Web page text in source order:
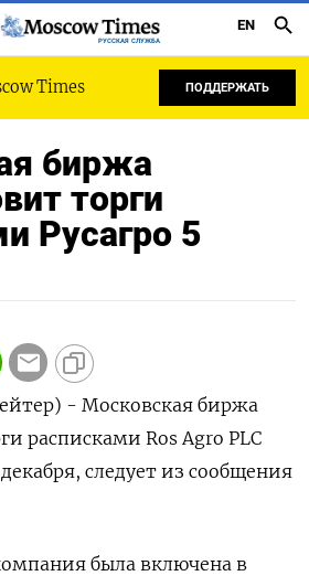
РУССКАЯ СЛУЖБА
EN
Times ПОДДЕРЖАТЬ
биржа
торги
Русагро 5
- Московская биржа
расписками Ros Agro PLC
следует из сообщения
была включена в